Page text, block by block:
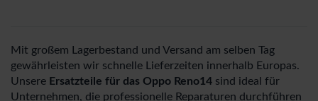
Mit großem Lagerbestand und Versand am selben Tag
gewährleisten wir schnelle Lieferzeiten innerhalb Europas.
Unsere Ersatzteile für das Oppo Reno14 sind ideal für
Unternehmen, die professionelle Reparaturen durchführen